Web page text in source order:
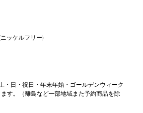
ッケルフリー)
日・祝日・年末年始・ゴールデンウィーク
す。（離島など一部地域また予約商品を除